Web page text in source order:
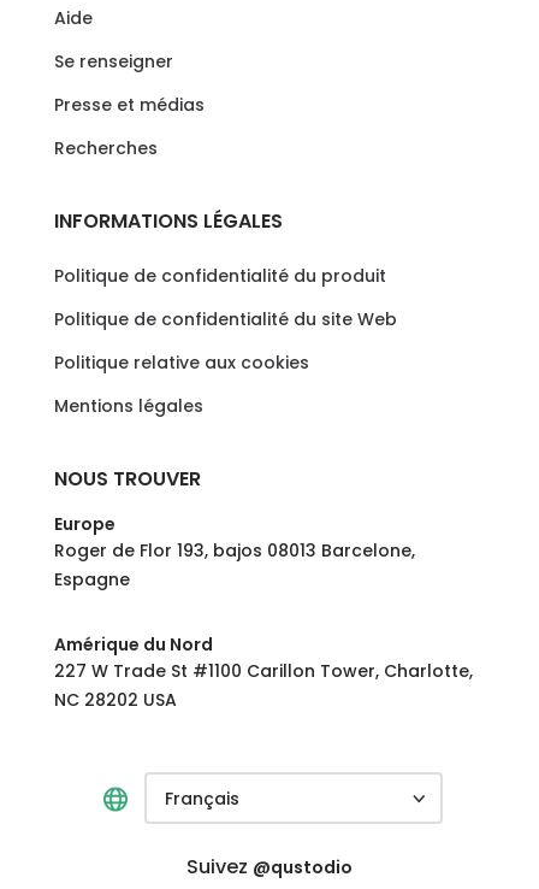
Aide
Se renseigner
Presse et médias
Recherches
INFORMATIONS LÉGALES
Politique de confidentialité du produit
Politique de confidentialité du site Web
Politique relative aux cookies
Mentions légales
NOUS TROUVER
Europe
Roger de Flor 193, bajos 08013 Barcelone,
Espagne
Amérique du Nord
227 W Trade St #1100 Carillon Tower, Charlotte,
NC 28202 USA
Français
Suivez @qustodio